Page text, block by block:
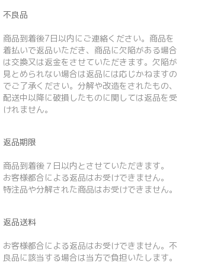
不良品
商品到着後7日以内にご連絡ください。商品を
着払いで返品いただき、商品に欠陥がある場合
は交換又は返金をさせていただきます。欠陥が
見とめられない場合は返品には応じかねますの
でご了承ください。分解や改造をされたもの、
配送中以降に破損したものに関しては返品を受
けれません。
返品期限
商品到着後７日以内とさせていただきます。
お客様都合による返品はお受けできません。
特注品や分解された商品はお受けできません。
返品送料
お客様都合による返品はお受けできません。不
良品に該当する場合は当方で負担いたします。